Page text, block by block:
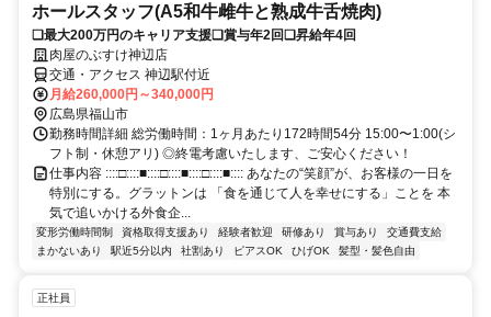
ホールスタッフ(A5和牛雌牛と熟成牛舌焼肉)
❏最大200万円のキャリア支援❏賞与年2回❏昇給年4回
肉屋のぶすけ神辺店
交通・アクセス 神辺駅付近
月給260,000円～340,000円
広島県福山市
勤務時間詳細 総労働時間：1ヶ月あたり172時間54分 15:00〜1:00(シ
フト制・休憩アリ) ◎終電考慮いたします、ご安心ください！
仕事内容 ::::□::::■::::□::::■::::□::::■:::: あなたの“笑顔”が、お客様の一日を
特別にする。グラットンは 「食を通じて人を幸せにする」ことを 本
気で追いかける外食企...
変形労働時間制 資格取得支援あり 経験者歓迎 研修あり 賞与あり
交通費支給
まかないあり
駅近5分以内 社割あり ピアスOK ひげOK 髪型・髪色自由
正社員